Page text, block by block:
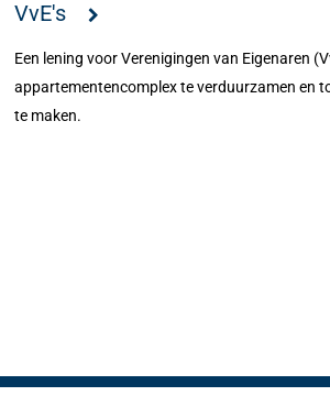
VvE's
Een lening voor Verenigingen van Eigenaren
appartementencomplex te verduurzamen en
te maken.